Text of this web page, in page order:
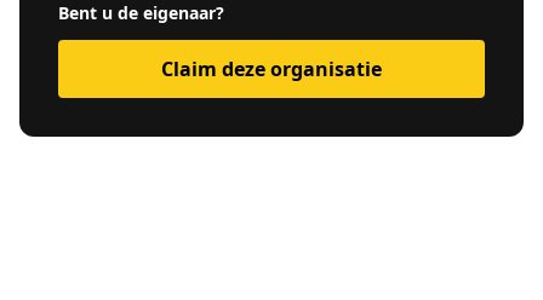
Bent u de eigenaar?
Claim deze organisatie